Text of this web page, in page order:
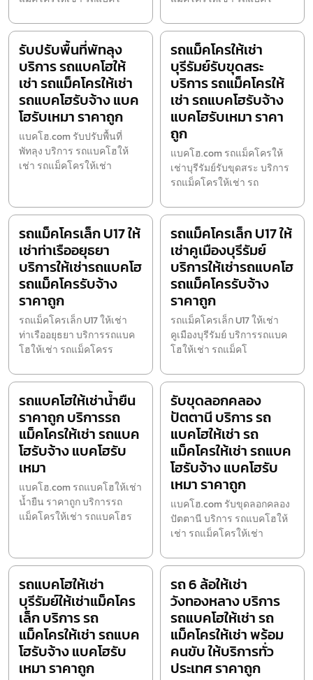
รับปรับพื้นที่พัทลุง
บริการ รถแบคโฮให้
เช่า รถแม็คโครให้เช่า
รถแบคโฮรับจ้าง แบค
โฮรับเหมา ราคาถูก
แบคโฮ.com รับปรับพื้นที่
พัทลุง บริการ รถแบคโฮให้
เช่า รถแม็คโครให้เช่า
รถแม็คโครให้เช่า
บุรีรัมย์รับขุดสระ
บริการ รถแม็คโครให้
เช่า รถแบคโฮรับจ้าง
แบคโฮรับเหมา ราคา
ถูก
แบคโฮ.com รถแม็คโครให้
เช่าบุรีรัมย์รับขุดสระ บริการ
รถแม็คโครให้เช่า รถ
รถแม็คโครเล็ก U17 ให้
เช่าท่าเรืออยุธยา
บริการให้เช่ารถแบคโฮ
รถแม็คโครรับจ้าง
ราคาถูก
รถแม็คโครเล็ก U17 ให้เช่า
ท่าเรืออยุธยา บริการรถแบค
โฮให้เช่า รถแม็คโครร
รถแม็คโครเล็ก U17 ให้
เช่าคูเมืองบุรีรัมย์
บริการให้เช่ารถแบคโฮ
รถแม็คโครรับจ้าง
ราคาถูก
รถแม็คโครเล็ก U17 ให้เช่า
คูเมืองบุรีรัมย์ บริการรถแบค
โฮให้เช่า รถแม็คโ
รถแบคโฮให้เช่าน้ำยืน
ราคาถูก บริการรถ
แม็คโครให้เช่า รถแบค
โฮรับจ้าง แบคโฮรับ
เหมา
แบคโฮ.com รถแบคโฮให้เช่า
น้ำยืน ราคาถูก บริการรถ
แม็คโครให้เช่า รถแบคโฮร
รับขุดลอกคลอง
ปัตตานี บริการ รถ
แบคโฮให้เช่า รถ
แม็คโครให้เช่า รถแบค
โฮรับจ้าง แบคโฮรับ
เหมา ราคาถูก
แบคโฮ.com รับขุดลอกคลอง
ปัตตานี บริการ รถแบคโฮให้
เช่า รถแม็คโครให้เช่า
รถแบคโฮให้เช่า
บุรีรัมย์ให้เช่าแม็คโคร
เล็ก บริการ รถ
แม็คโครให้เช่า รถแบค
โฮรับจ้าง แบคโฮรับ
เหมา ราคาถูก
รถ 6 ล้อให้เช่า
วังทองหลาง บริการ
รถแบคโฮให้เช่า รถ
แม็คโครให้เช่า พร้อม
คนขับ ให้บริการทั่ว
ประเทศ ราคาถูก